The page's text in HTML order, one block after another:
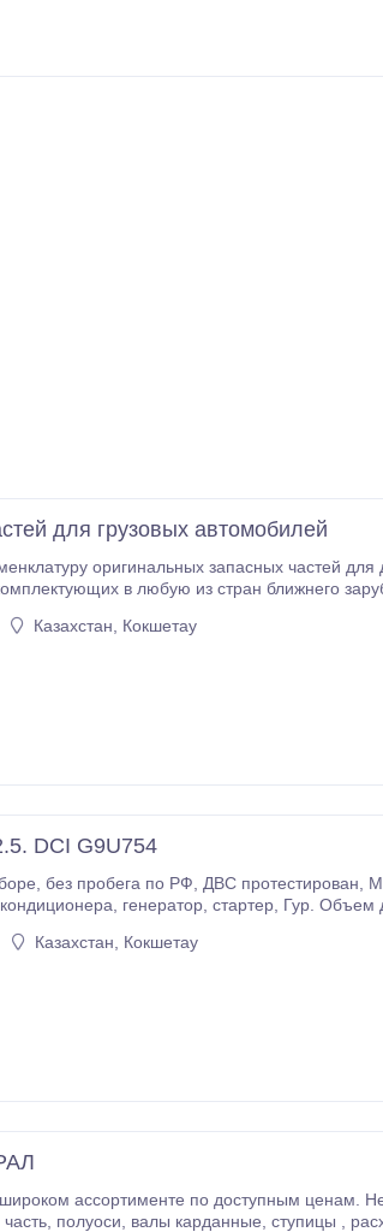
для грузовых автомобилей
оригинальных запасных частей для
в любую из стран ближнего
Казахстан, Кокшетау
DCI G9U754
Казахстан, Кокшетау
по доступным ценам. Не б/у.(Редукторы,